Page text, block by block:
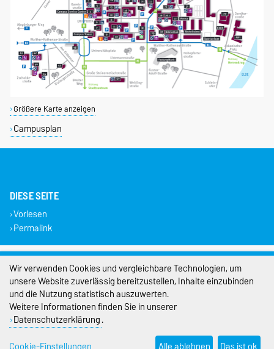
Größere Karte anzeigen
Campusplan
DIESE SEITE
Vorlesen
Permalink
Impressum
Datenschutz
Barrierefreiheit
Cookie-Einstellungen
Wir verwenden Cookies und vergleichbare Technologien, um
unsere Website zuverlässig bereitzustellen, Inhalte einzubinden
und die Nutzung statistisch auszuwerten.
Weitere Informationen finden Sie in unserer
Datenschutzerklärung.
Cookie-Einstellungen
Alle ablehnen Das ist ok